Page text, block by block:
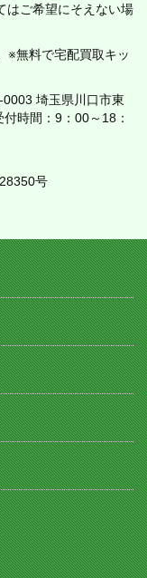
はご希望にそえない場
※無料で宅配買取キッ
埼玉県川口市東
時間：9：00～18：
号